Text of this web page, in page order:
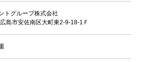
トグループ株式会社
島市安佐南区大町東2-9-18-1Ｆ